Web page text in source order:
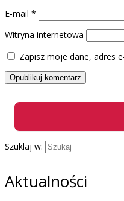
E-mail *
Witryna internetowa
Zapisz moje dane, adres
Szuklaj w:
Aktualności